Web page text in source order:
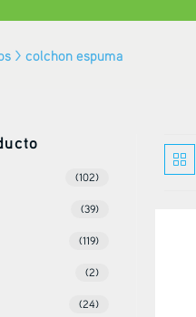
>colchon espuma
(102)
(39)
(119)
(2)
(24)